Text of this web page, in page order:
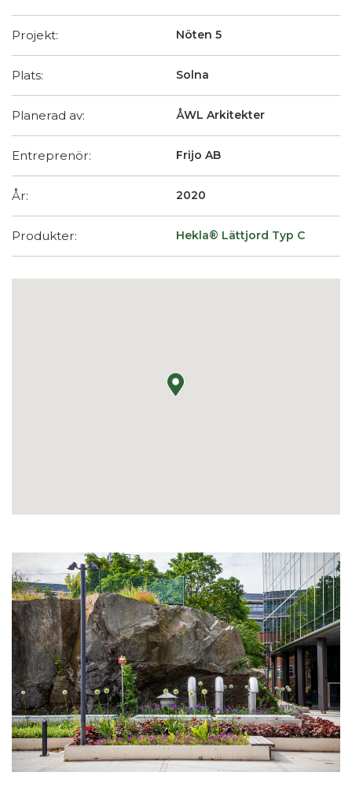
Projekt: Nöten 5
Plats: Solna
Planerad av: ÅWL Arkitekter
Entreprenör: Frijo AB
År: 2020
Produkter: Hekla® Lättjord Typ C